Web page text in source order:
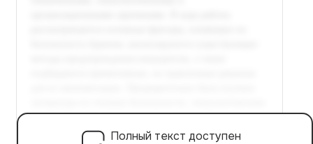
Полный текст доступен